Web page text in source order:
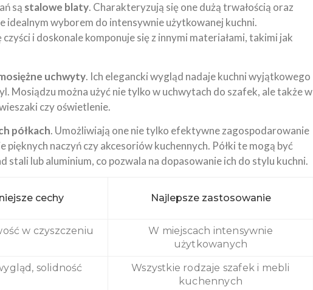
są stalowe blaty. Charakteryzują się one dużą trwałością oraz
idealnym wyborem do intensywnie użytkowanej kuchni.
i doskonale komponuje się z innymi materiałami, takimi jak
uchwyty. Ich elegancki wygląd nadaje kuchni wyjątkowego
Mosiądzu można użyć nie tylko w uchwytach do szafek, ale także w
czy oświetlenie.
półkach. Umożliwiają one nie tylko efektywne zagospodarowanie
naczyń czy akcesoriów kuchennych. Półki te mogą być
stali lub aluminium, co pozwala na dopasowanie ich do stylu kuchni.
cechy Najlepsze zastosowanie
w czyszczeniu
W miejscach intensywnie
użytkowanych
solidność
Wszystkie rodzaje szafek i mebli
kuchennych